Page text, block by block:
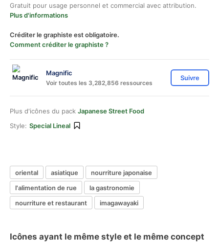
Gratuit pour usage personnel et commercial avec attribution.
Plus d'informations
Créditer le graphiste est obligatoire.
Comment créditer le graphiste ?
Magnific
Voir toutes les 3,282,856 ressources
Suivre
Plus d'icônes du pack Japanese Street Food
Style: Special Lineal
oriental asiatique
nourriture japonaise
l'alimentation de rue
la gastronomie
nourriture et restaurant
imagawayaki
Icônes ayant le même style et le même concept